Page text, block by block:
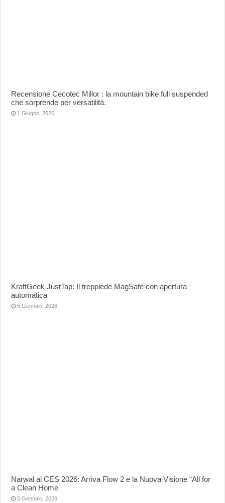
Recensione Cecotec Millor : la mountain bike full suspended
che sorprende per versatilità.
1 Giugno, 2026
KraftGeek JustTap: Il treppiede MagSafe con apertura
automatica
5 Gennaio, 2026
Narwal al CES 2026: Arriva Flow 2 e la Nuova Visione “All for
a Clean Home
5 Gennaio, 2026